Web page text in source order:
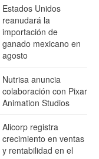
Estados Unidos
reanudará la
importación de
ganado mexicano en
agosto
Nutrisa anuncia
colaboración con Pixar
Animation Studios
Alicorp registra
crecimiento en ventas
y rentabilidad en el